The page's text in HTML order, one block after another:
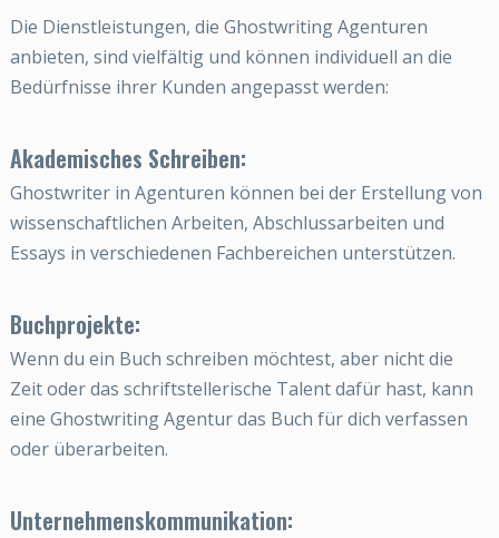
Die Dienstleistungen, die Ghostwriting Agenturen
anbieten, sind vielfältig und können individuell an die
Bedürfnisse ihrer Kunden angepasst werden:
Akademisches Schreiben:
Ghostwriter in Agenturen können bei der Erstellung von
wissenschaftlichen Arbeiten, Abschlussarbeiten und
Essays in verschiedenen Fachbereichen unterstützen.
Buchprojekte:
Wenn du ein Buch schreiben möchtest, aber nicht die
Zeit oder das schriftstellerische Talent dafür hast, kann
eine Ghostwriting Agentur das Buch für dich verfassen
oder überarbeiten.
Unternehmenskommunikation: